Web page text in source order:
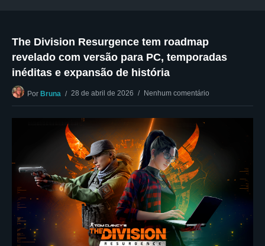
The Division Resurgence tem roadmap
revelado com versão para PC, temporadas
inéditas e expansão de história
Por Bruna 28 de abril de 2026 Nenhum comentário